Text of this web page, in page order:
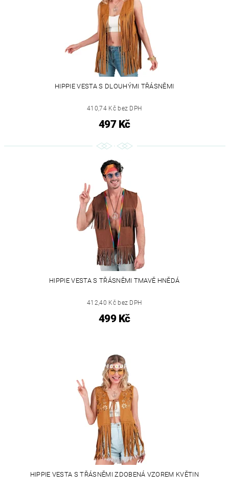
HIPPIE VESTA S DLOUHÝMI TŘÁSNĚMI
410,74 Kč bez DPH
497 Kč
HIPPIE VESTA S TŘÁSNĚMI TMAVĚ HNĚDÁ
412,40 Kč bez DPH
499 Kč
HIPPIE VESTA S TŘÁSNĚMI ZDOBENÁ VZOREM KVĚTIN